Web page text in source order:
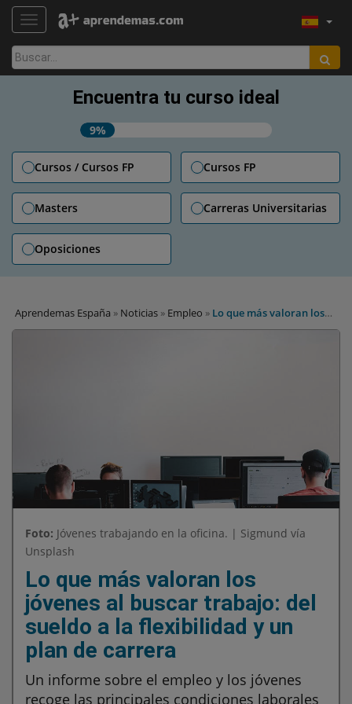
TOGGLE NAVIGATION
Buscar:
Encuentra tu curso ideal
9%
Cursos / Cursos FP Cursos FP
Masters Carreras Universitarias
Oposiciones
Aprendemas España » Noticias » Empleo » Lo que más valoran los
jóvenes al buscar trabajo: del sueldo a la flexibilidad y un plan de
Foto: Jóvenes trabajando en la oficina. | Sigmund vía
Unsplash
Lo que más valoran los
jóvenes al buscar trabajo: del
sueldo a la flexibilidad y un
plan de carrera
Un informe sobre el empleo y los jóvenes
recoge las principales condiciones laborales